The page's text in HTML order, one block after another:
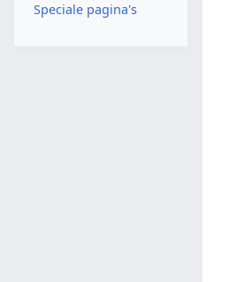
Speciale pagina's